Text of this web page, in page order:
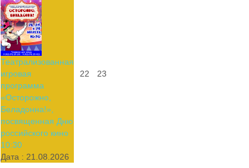
Театрализованная
игровая
программа
«Осторожно,
Беладонна!»,
посвященная Дню
российского кино
10:30
Дата : 21.08.2026
22 23